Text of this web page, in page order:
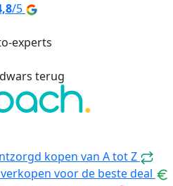
/5
experts
terug
kopen van A tot Z
voor de beste deal